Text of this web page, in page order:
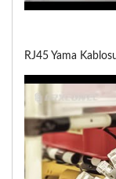
RJ45 Yama